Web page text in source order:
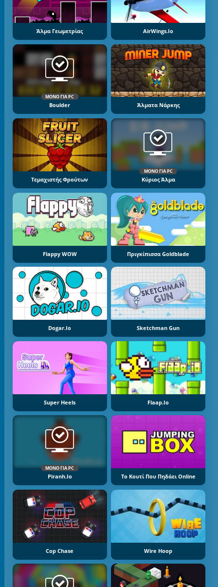
Άλμα Γεωμετρίας AirWings.io
ΜΌΝΟ ΓΙΑ PC
Boulder Άλματα Νάρκης
Τεμαχιστής Φρούτων
ΜΌΝΟ ΓΙΑ PC
Κύριος Άλμα
Flappy WOW Πριγκίπισσα Goldblade
Dogar.io Sketchman Gun
Super Heels Flaap.io
ΜΌΝΟ ΓΙΑ PC
Piranh.io Το Κουτί Που Πηδάει Online
Cop Chase Wire Hoop